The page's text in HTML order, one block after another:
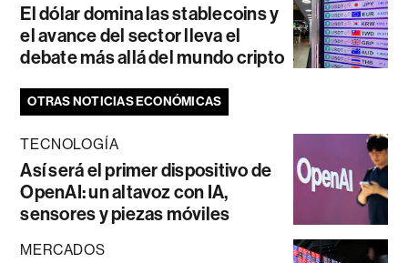
El dólar domina las stablecoins y
el avance del sector lleva el
debate más allá del mundo cripto
OTRAS NOTICIAS ECONÓMICAS
TECNOLOGÍA
Así será el primer dispositivo de
OpenAI: un altavoz con IA,
sensores y piezas móviles
MERCADOS